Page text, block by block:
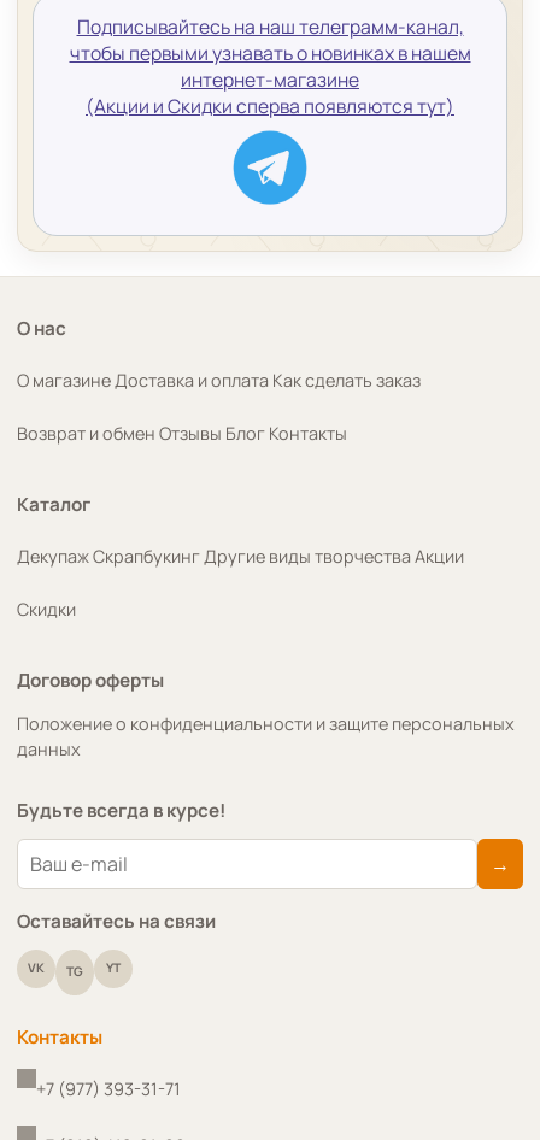
Подписывайтесь на наш телеграмм-канал,
чтобы первыми узнавать о новинках в нашем
интернет-магазине
(Акции и Скидки сперва появляются тут)
О нас
О магазинеДоставка и оплата Как сделать заказ
Возврат и обмен Отзывы Блог Контакты
Каталог
ДекупажСкрапбукингДругие виды творчества Акции
Скидки
Договор оферты
Положение о конфиденциальности и защите персональных
данных
Будьте всегда в курсе!
→
Оставайтесь на связи
VK TG YT
Контакты
+7 (977) 393-31-71